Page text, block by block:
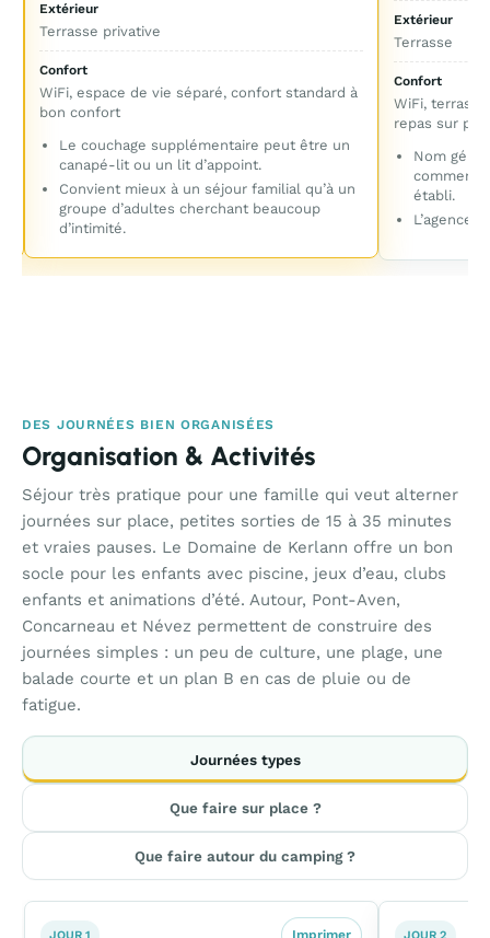
Extérieur
Terrasse privative
Confort
WiFi, espace de vie séparé, confort standard à
bon confort
Le couchage supplémentaire peut être un
canapé-lit ou un lit d’appoint.
Convient mieux à un séjour familial qu’à un
groupe d’adultes cherchant beaucoup
d’intimité.
Extérieur
Terrasse
Confort
WiFi,
repas sur
Nom
établi.
DES JOURNÉES BIEN ORGANISÉES
Organisation & Activités
Séjour très pratique pour une famille qui veut alterner
journées sur place, petites sorties de 15 à 35 minutes
et vraies pauses. Le Domaine de Kerlann offre un bon
socle pour les enfants avec piscine, jeux d’eau, clubs
enfants et animations d’été. Autour, Pont-Aven,
Concarneau et Névez permettent de construire des
journées simples : un peu de culture, une plage, une
balade courte et un plan B en cas de pluie ou de
fatigue.
Journées types
Que faire sur place ?
Que faire autour du camping ?
Imprimer